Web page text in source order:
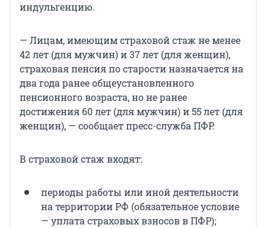
индульгенцию.
— Лицам, имеющим страховой стаж не менее
42 лет (для мужчин) и 37 лет (для женщин),
страховая пенсия по старости назначается на
два года ранее общеустановленного
пенсионного возраста, но не ранее
достижения 60 лет (для мужчин) и 55 лет (для
женщин), — сообщает пресс-служба ПФР.
В страховой стаж входят:
периоды работы или иной деятельности
на территории РФ (обязательное условие
— уплата страховых взносов в ПФР);